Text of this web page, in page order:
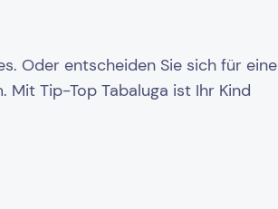
Oder entscheiden Sie sich für eine
Tip-Top Tabaluga ist Ihr Kind